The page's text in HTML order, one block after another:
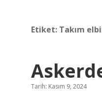
Etiket: Takım
Tarih: Kasım 9, 2024